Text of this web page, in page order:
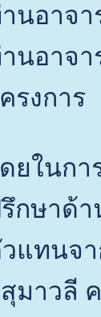
นอาจ
นอาจา
รงการ
ยในกา
กษาด้า
แทนจ
มาวลี